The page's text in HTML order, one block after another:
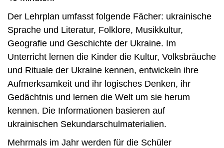
Der Lehrplan umfasst folgende Fächer: ukrainische
Sprache und Literatur, Folklore, Musikkultur,
Geografie und Geschichte der Ukraine. Im
Unterricht lernen die Kinder die Kultur, Volksbräuche
und Rituale der Ukraine kennen, entwickeln ihre
Aufmerksamkeit und ihr logisches Denken, ihr
Gedächtnis und lernen die Welt um sie herum
kennen. Die Informationen basieren auf
ukrainischen Sekundarschulmaterialien.
Mehrmals im Jahr werden für die Schüler